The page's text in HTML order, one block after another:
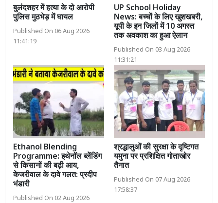
बुलंदशहर में हत्या के दो आरोपी
पुलिस मुठभेड़ में घायल
Published On 06 Aug 2026
11:41:19
UP School Holiday
News: बच्चों के लिए खुशखबरी,
यूपी के इन जिलों में 10 अगस्त
तक अवकाश का हुआ ऐलान
Published On 03 Aug 2026
11:31:21
Ethanol Blending
Programme: इथेनॉल ब्लेंडिंग
से किसानों की बढ़ी आय,
केजरीवाल के दावे गलत: प्रदीप
भंडारी
Published On 02 Aug 2026
श्रद्धालुओं की सुरक्षा के दृष्टिगत
यमुना पर प्रशिक्षित गोताखोर
तैनात
Published On 07 Aug 2026
17:58:37